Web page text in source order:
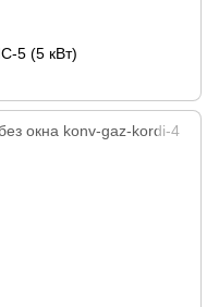
5 (5 кВт)